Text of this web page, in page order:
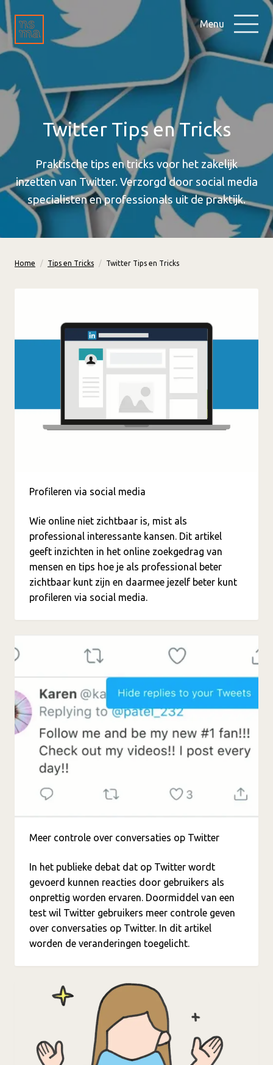
Menu
Twitter Tips en Tricks
Praktische tips en tricks voor het zakelijk
inzetten van Twitter. Verzorgd door social media
specialisten en professionals uit de praktijk.
Home Tips en Tricks Twitter Tips en Tricks
Profileren via social media
Wie online niet zichtbaar is, mist als
professional interessante kansen. Dit artikel
geeft inzichten in het online zoekgedrag van
mensen en tips hoe je als professional beter
zichtbaar kunt zijn en daarmee jezelf beter kunt
profileren via social media.
Meer controle over conversaties op Twitter
In het publieke debat dat op Twitter wordt
gevoerd kunnen reacties door gebruikers als
onprettig worden ervaren. Doormiddel van een
test wil Twitter gebruikers meer controle geven
over conversaties op Twitter. In dit artikel
worden de veranderingen toegelicht.